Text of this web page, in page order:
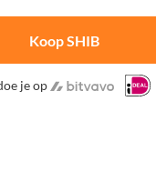
Koop SHIB
je op